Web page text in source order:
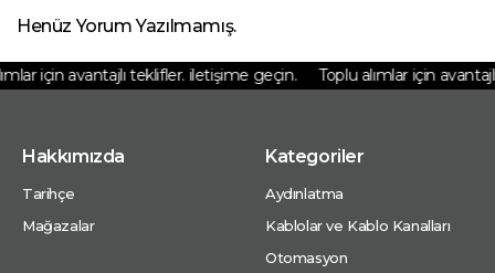
Henüz Yorum Yazılmamış.
için avantajlı teklifler. iletişime geçin. Toplu alımlar için
Hakkımızda
Tarihçe
Mağazalar
Kategoriler
Aydınlatma
Kablolar ve Kablo Kanalları
Otomasyon